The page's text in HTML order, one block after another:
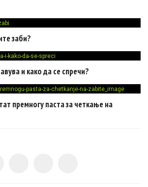
заби?
и како да се спречи?
премногу паста за четкање на